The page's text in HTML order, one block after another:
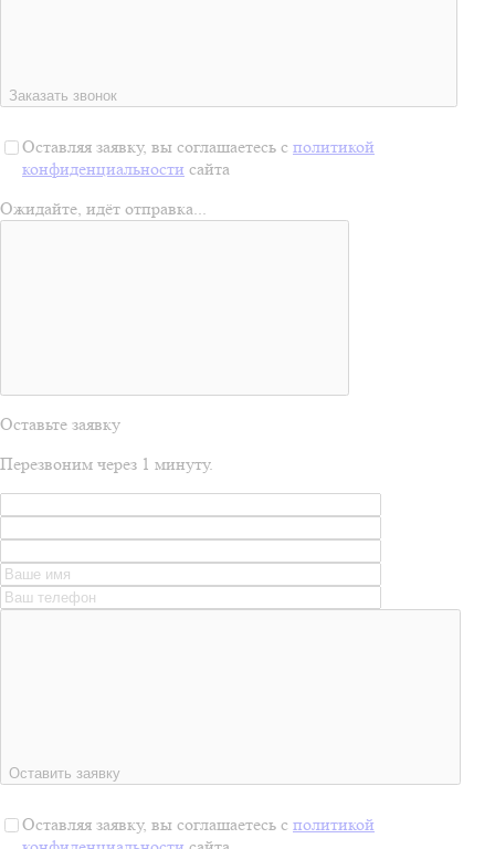
Заказать звонок
Оставляя заявку, вы соглашаетесь с политикой
конфиденциальности сайта
Ожидайте, идёт отправка...
Оставьте заявку
Перезвоним через 1 минуту.
Оставить заявку
Оставляя заявку, вы соглашаетесь с политикой